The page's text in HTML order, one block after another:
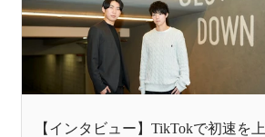
【インタビュー】TikTokで初速を上